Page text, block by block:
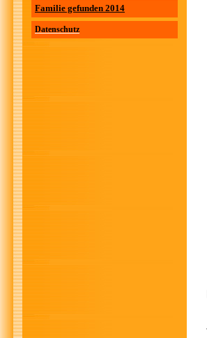
Familie gefunden 2014
Datenschutz